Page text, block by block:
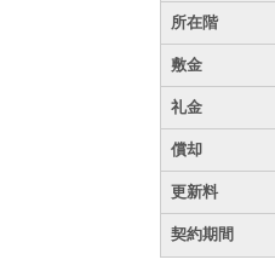
所在階
敷金
礼金
償却
更新料
契約期間